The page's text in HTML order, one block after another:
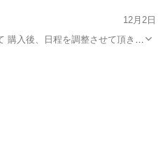
12月2日